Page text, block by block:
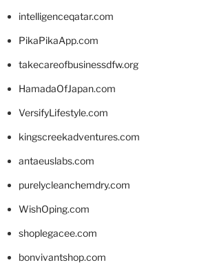
intelligenceqatar.com
PikaPikaApp.com
takecareofbusinessdfw.org
HamadaOfJapan.com
VersifyLifestyle.com
kingscreekadventures.com
antaeuslabs.com
purelycleanchemdry.com
WishOping.com
shoplegacee.com
bonvivantshop.com